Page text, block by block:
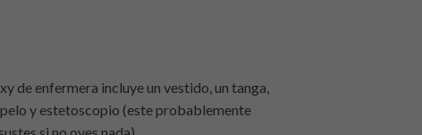
de enfermera incluye un vestido, un tanga,
pelo y estetoscopio (este probablemente